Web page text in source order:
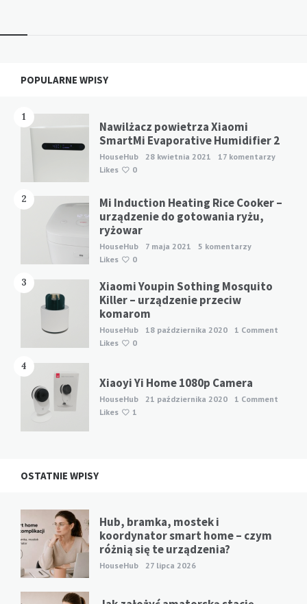
ani…Read more
Widgets
POPULARNE WPISY
1
Nawilżacz powietrza Xiaomi
SmartMi Evaporative Humidifier 2
HouseHub 28 kwietnia 2021
17 komentarzy
Likes
0
2
Mi Induction Heating Rice Cooker –
urządzenie do gotowania ryżu,
ryżowar
HouseHub 7 maja 2021
5 komentarzy
Likes
0
3
Xiaomi Youpin Sothing Mosquito
Killer – urządzenie przeciw
komarom
HouseHub 18 października 2020
1 Comment
Likes
0
4
Xiaoyi Yi Home 1080p Camera
HouseHub 21 października 2020
1 Comment
Likes
1
OSTATNIE WPISY
Hub, bramka, mostek i
koordynator smart home – czym
różnią się te urządzenia?
HouseHub 27 lipca 2026